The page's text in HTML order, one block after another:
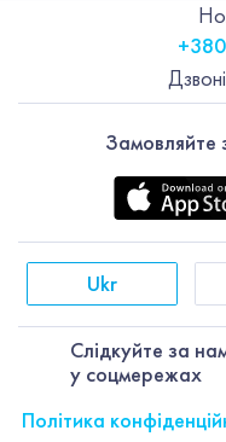
Замовляйте
Слiдкуйте за
у соцмережах
Ukr
Політика